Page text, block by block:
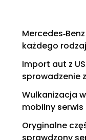
każdego
Import aut z
sprowadzenie
Wulkanizacja
mobilny serwis
Oryginalne